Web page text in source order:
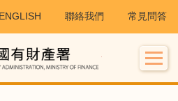
ENGLISH 聯絡我們 常見問答